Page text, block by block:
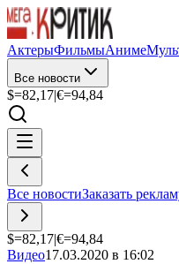
АктерыФильмыАниме
Все новости
$=82,17|€=94,84
Все новостиЗаказать
$=82,17|€=94,84
Видео17.03.2020 в 16:02